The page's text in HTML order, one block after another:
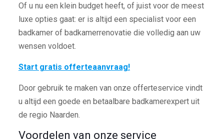
Of u nu een klein budget heeft, of juist voor de meest
luxe opties gaat: er is altijd een specialist voor een
badkamer of badkamerrenovatie die volledig aan uw
wensen voldoet.
Start gratis offerteaanvraag!
Door gebruik te maken van onze offerteservice vindt
u altijd een goede en betaalbare badkamerexpert uit
de regio Naarden.
Voordelen van onze service